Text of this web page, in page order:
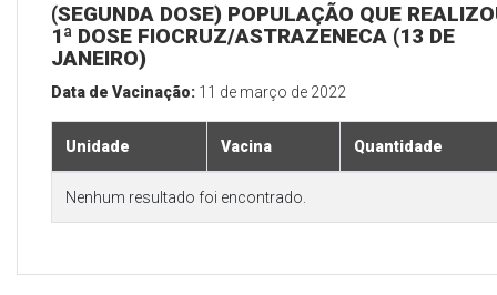
(SEGUNDA DOSE) POPULAÇÃO QUE
1ª DOSE FIOCRUZ/ASTRAZENECA (13 DE
JANEIRO)
Data de Vacinação: 11 de março de 2022
Unidade Vacina Quantidade
Nenhum resultado foi encontrado.